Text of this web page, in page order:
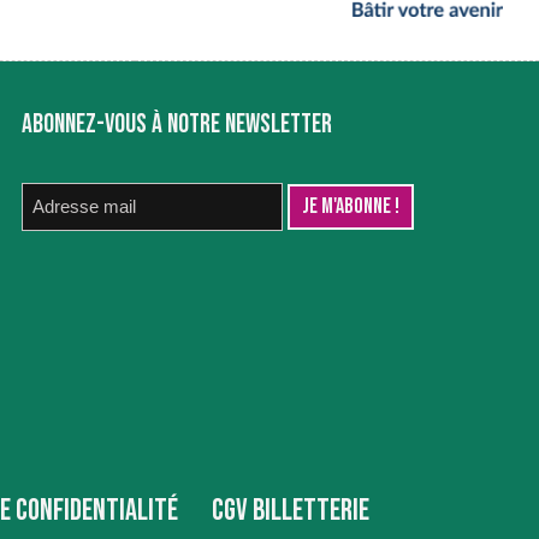
ABONNEZ-VOUS À NOTRE NEWSLETTER
CONFIDENTIALITÉ CGV BILLETTERIE